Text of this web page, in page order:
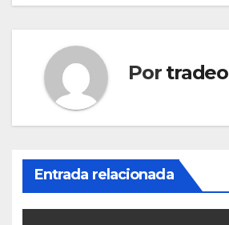
Por tradeo
Entrada relacionada